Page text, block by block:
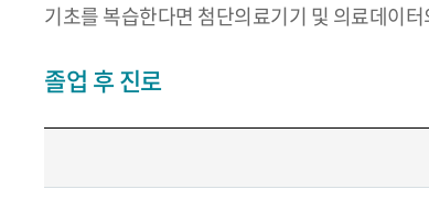
기초를 복습한다면 첨단의료기기 및 의료데이
졸업 후 진로